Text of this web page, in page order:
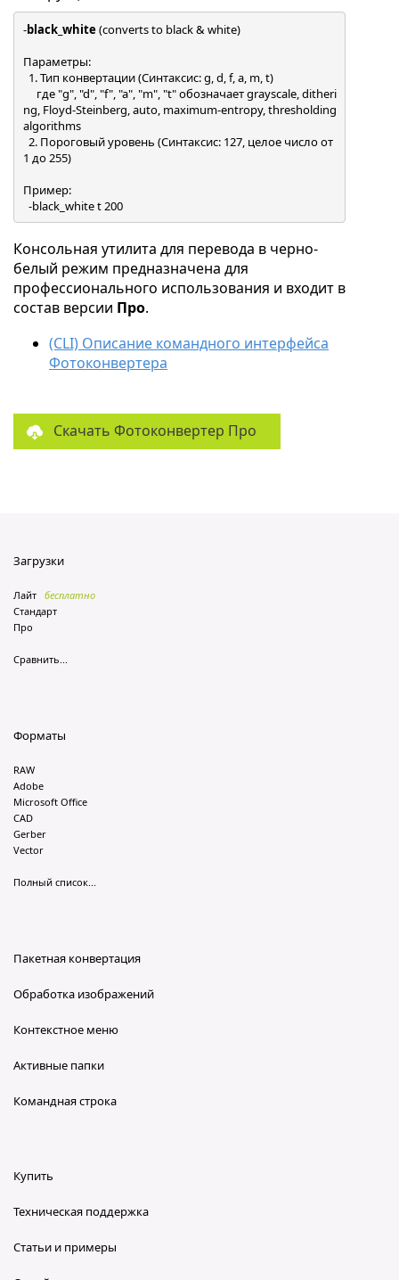
-black_white (converts to black & white)
Параметры:
ng, Floyd-Steinberg, auto, maximum-entropy, thresholding
algorithms
1 до 255)
Пример:
  -black_white t 200
Консольная утилита для перевода в черно-
белый режим предназначена для
профессионального использования и входит в
состав версии Про.
(CLI) Описание командного интерфейса
Фотоконвертера
Скачать Фотоконвертер Про
Загрузки
Лайт бесплатно
Стандарт
Про
Сравнить...
Форматы
RAW
Adobe
Microsoft Office
CAD
Gerber
Vector
Полный список...
Пакетная конвертация
Обработка изображений
Контекстное меню
Активные папки
Командная строка
Купить
Техническая поддержка
Статьи и примеры